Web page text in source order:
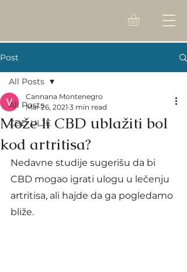
Post
All Posts
CBD ULJE
All Posts
Može li CBD ublažiti bol
kod artritisa?
Cannana Montenegro
Mar 26, 2021 3 min read
Nedavne studije sugerišu da bi
CBD mogao igrati ulogu u lečenju
artritisa, ali hajde da ga pogledamo
bliže.